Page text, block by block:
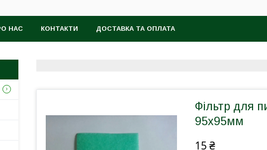
НАС КОНТАКТИ ДОСТАВКА ТА ОПЛАТА
Фільтр для
95х95мм
15 ₴